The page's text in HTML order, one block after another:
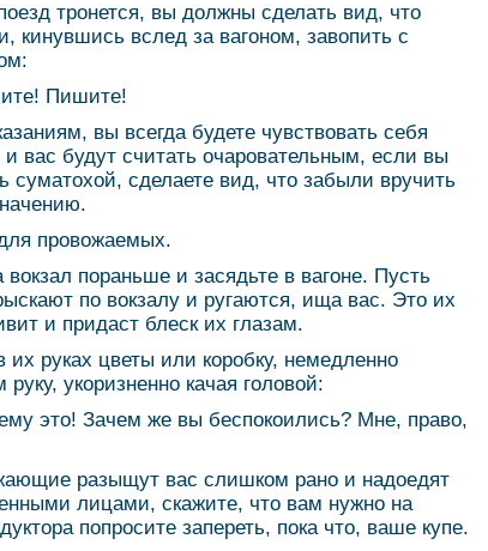
тронется, вы должны сделать вид, что
кинувшись вслед за вагоном, завопить с
Пишите!
вы всегда будете чувствовать себя
вас будут считать очаровательным, если вы
суматохой, сделаете вид, что забыли вручить
провожаемых.
вокзал пораньше и засядьте в вагоне. Пусть
по вокзалу и ругаются, ища вас. Это их
и придаст блеск их глазам.
их руках цветы или коробку, немедленно
руку, укоризненно качая головой:
это! Зачем же вы беспокоились? Мне, право,
разыщут вас слишком рано и надоедят
лицами, скажите, что вам нужно на
попросите запереть, пока что, ваше купе.